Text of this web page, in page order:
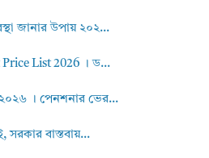
জানার উপায় ২০২...
List 2026 । ড...
২০২৬ । পেনশনার ভের...
সরকার বাস্তবায়...